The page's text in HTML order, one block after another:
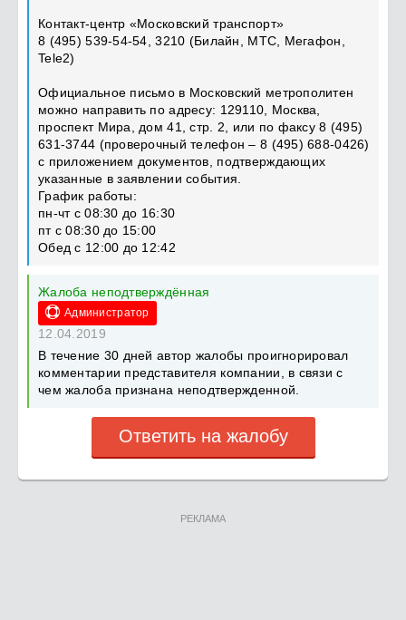
Контакт-центр «Московский транспорт»
8 (495) 539-54-54, 3210 (Билайн, МТС, Мегафон,
Tele2)
Официальное письмо в Московский метрополитен
можно направить по адресу: 129110, Москва,
проспект Мира, дом 41, стр. 2, или по факсу 8 (495)
631-3744 (проверочный телефон – 8 (495) 688-0426)
с приложением документов, подтверждающих
указанные в заявлении события.
График работы:
пн-чт с 08:30 до 16:30
пт с 08:30 до 15:00
Обед с 12:00 до 12:42
Жалоба неподтверждённая
Администратор
12.04.2019
В течение 30 дней автор жалобы проигнорировал
комментарии представителя компании, в связи с
чем жалоба признана неподтвержденной.
Ответить на жалобу
РЕКЛАМА